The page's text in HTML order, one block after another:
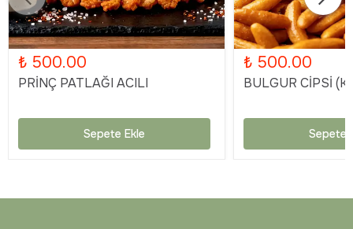
₺ 500.00
PRİNÇ PATLAĞI ACILI
Sepete Ekle
₺ 500.00
BULGUR CİPSİ
Sepete